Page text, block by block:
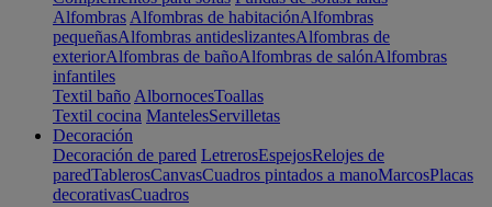
Alfombras Alfombras de habitaciónAlfombras
pequeñasAlfombras antideslizantesAlfombras de
exteriorAlfombras de bañoAlfombras de salónAlfombras
infantiles
Textil baño AlbornocesToallas
Textil cocina MantelesServilletas
Decoración
Decoración de pared LetrerosEspejosRelojes de
paredTablerosCanvasCuadros pintados a manoMarcosPlacas
decorativasCuadros